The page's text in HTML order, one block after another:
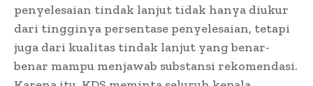
penyelesaian tindak lanjut tidak hanya diukur
dari tingginya persentase penyelesaian, tetapi
juga dari kualitas tindak lanjut yang benar-
benar mampu menjawab substansi rekomendasi.